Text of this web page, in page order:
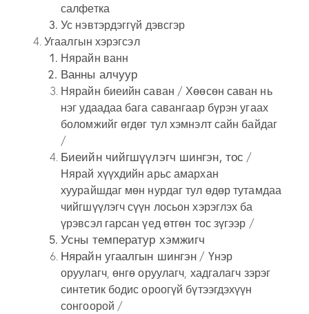
салфетка
Ус нэвтэрдэггүй дэвсгэр
Угаалгын хэрэгсэл
Нярайн ванн
Ванны алчуур
Нярайн биеийн саван / Хөөсөн саван нь
нэг удаадаа бага савангаар бүрэн угаах
боломжийг өгдөг тул хэмнэлт сайн байдаг
/
Биеийн чийгшүүлэгч шингэн, тос /
Нярай хүүхдийн арьс амархан
хуурайшдаг мөн нурдаг тул өдөр тутамдаа
чийгшүүлэгч сүүн лосьон хэрэглэх ба
үрэвсэл гарсан үед өтгөн тос зүгээр /
Усны температур хэмжигч
Нярайн угаалгын шингэн / Үнэр
оруулагч, өнгө оруулагч, хадгалагч зэрэг
синтетик бодис ороогүй бүтээгдэхүүн
сонгоорой /